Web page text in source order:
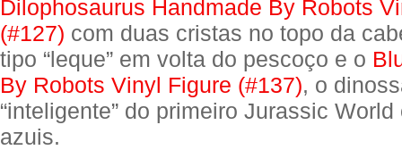
Dilophosaurus Handmade By Robots
(#127) com duas cristas no topo da
tipo “leque” em volta do pescoço e o
By Robots Vinyl Figure (#137), o
“inteligente” do primeiro Jurassic
azuis.